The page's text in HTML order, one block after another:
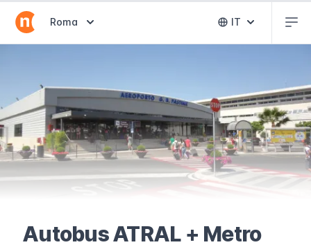
Abrir selector de destinos
Roma Abrir selector
IT
Autobus ATRAL + Metro